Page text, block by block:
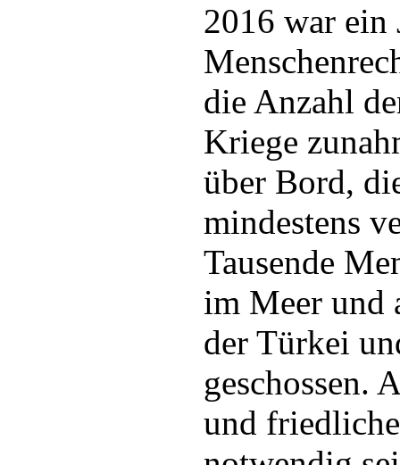
2016 war ein
die Anzahl
Kriege
über Bord,
mindestens
Tausende
im Meer und
der Türkei
geschossen.
und